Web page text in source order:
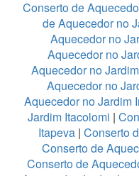
Conserto de
de Aquecedor no
Aquecedor no
Aquecedor no
Aquecedor no
Aquecedor no
Aquecedor no Jardim
Jardim Itacolomi |
Itapeva | Conserto
Conserto de
Conserto de